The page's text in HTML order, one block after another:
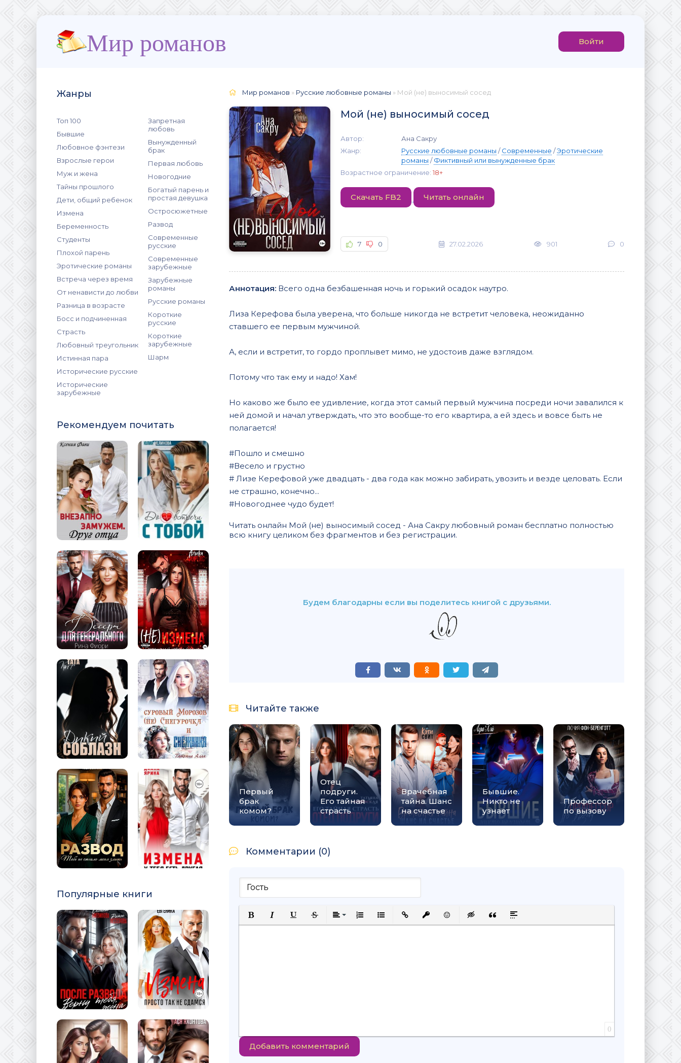
Мир романов Войти
Жанры
Топ 100
Бывшие
Любовное фэнтези
Взрослые герои
Муж и жена
Тайны прошлого
Дети, общий ребенок
Измена
Беременность
Студенты
Плохой парень
Эротические романы
Встреча через время
От ненависти до любви
Разница в возрасте
Босс и подчиненная
Страсть
Любовный треугольник
Истинная пара
Исторические русские
Исторические
зарубежные
Запретная
любовь
Вынужденный
брак
Первая любовь
Новогодние
Богатый парень и
простая девушка
Остросюжетные
Развод
Современные
русские
Современные
зарубежные
Зарубежные
романы
Русские романы
Короткие
русские
Короткие
зарубежные
Шарм
Рекомендуем почитать
Популярные книги
Мир романов » Русские любовные романы » Мой (не) выносимый сосед
Мой (не) выносимый сосед
Автор:
Ана Сакру
Жанр:
Русские любовные романы /Современные /Эротические
романы /Фиктивный или вынужденные брак
Возрастное ограничение: 18+
Скачать FB2 Читать онлайн
7 0 27.02.2026 901 0
Аннотация: Всего одна безбашенная ночь и горький осадок наутро.
Лиза Керефова была уверена, что больше никогда не встретит человека, неожиданно
ставшего ее первым мужчиной.
А, если и встретит, то гордо проплывет мимо, не удостоив даже взглядом.
Потому что так ему и надо! Хам!
Но каково же было ее удивление, когда этот самый первый мужчина посреди ночи завалился к
ней домой и начал утверждать, что это вообще-то его квартира, а ей здесь и вовсе быть не
полагается!
#Пошло и смешно
#Весело и грустно
# Лизе Керефовой уже двадцать - два года как можно забирать, увозить и везде целовать. Если
не страшно, конечно...
#Новогоднее чудо будет!
Читать онлайн Мой (не) выносимый сосед - Ана Сакру любовный роман бесплатно полностью
всю книгу целиком без фрагментов и без регистрации.
Будем благодарны если вы поделитесь книгой с друзьями.
Читайте также
Первый
брак
комом?
Отец
подруги.
Его тайная
страсть
Врачебная
тайна. Шанс
на счастье
Бывшие.
Никто не
узнает
Профессор
по вызову
Комментарии (0)
Полужирный
КурсивПодчеркнутый
ЗачеркнутыйВыравнивание
Нумерованный список
Маркированный список
Вставить ссылку
Вставить защищенную ссылку
Вставить смайлик
Вставка скрытого текста
Вставка цитаты
Вставка спойлера
0
Добавить комментарий